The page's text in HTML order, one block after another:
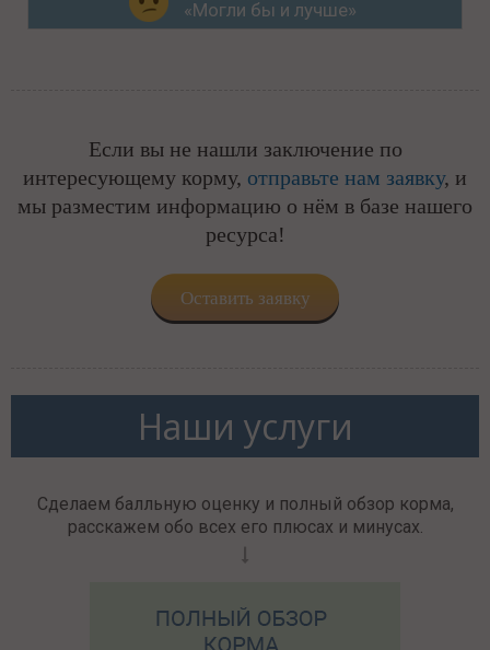
«Могли бы и лучше»
Если вы не нашли заключение по
интересующему корму, отправьте нам заявку, и
мы разместим информацию о нём в базе нашего
ресурса!
Оставить заявку
Наши услуги
Сделаем балльную оценку и полный обзор корма,
расскажем обо всех его плюсах и минусах.